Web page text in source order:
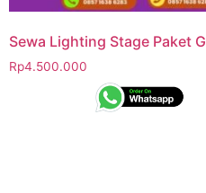
Sewa Lighting Stage Paket G
Rp4.500.000